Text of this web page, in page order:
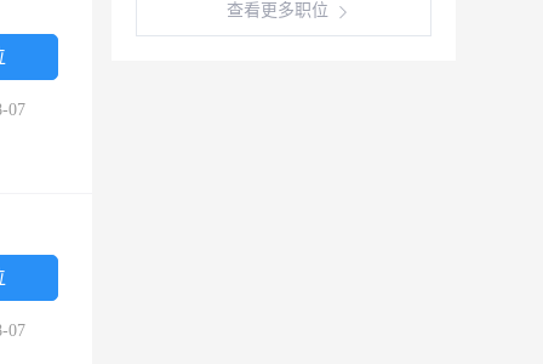
查看更多职位
07
07